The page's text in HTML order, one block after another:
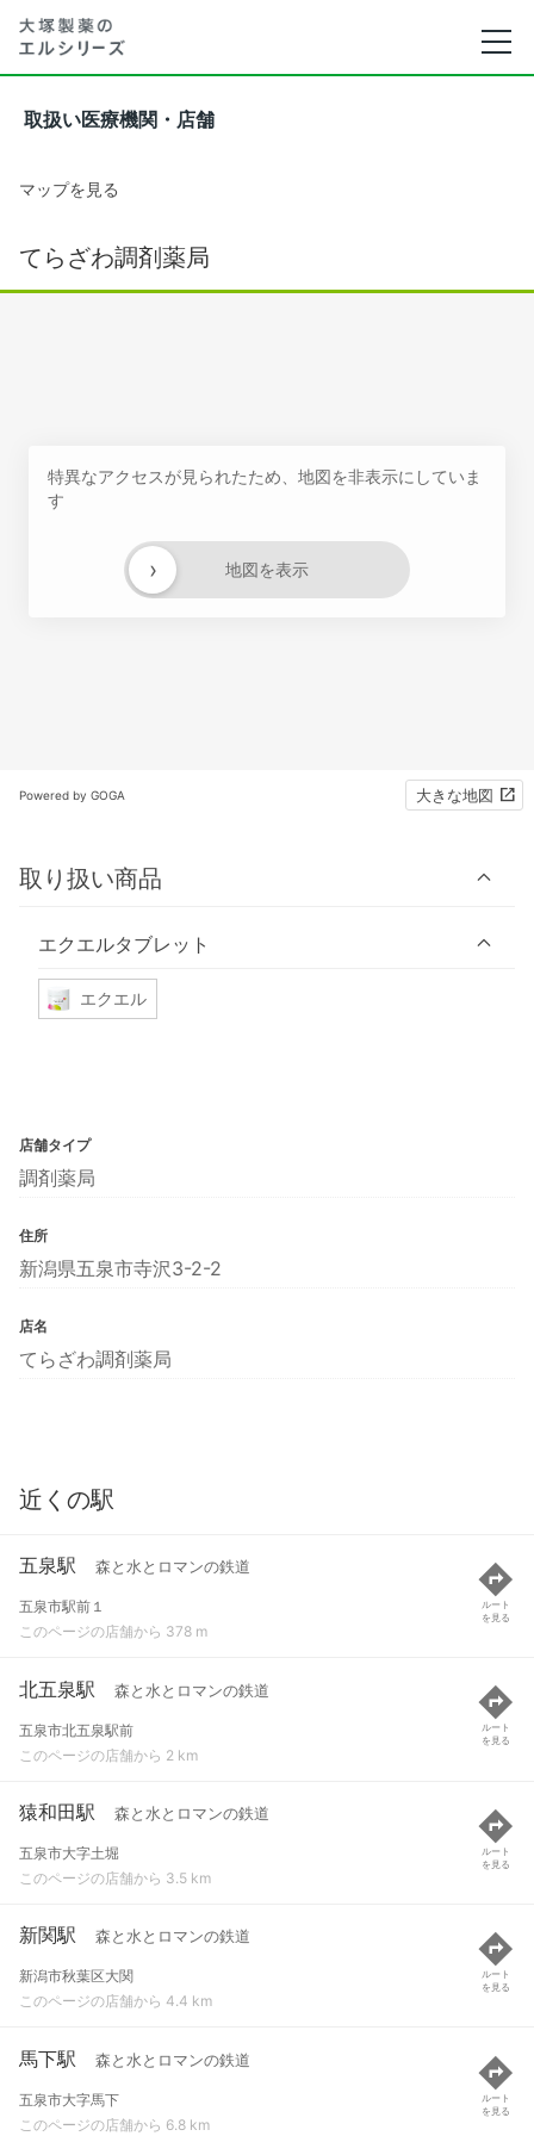
取扱い医療機関・店舗
マップを見る
てらざわ調剤薬局
特異なアクセスが見られたため、地図を非表示にしていま
す
地図を表示
›
Powered by GOGA 大きな地図
取り扱い商品
エクエルタブレット
エクエル
店舗タイプ
調剤薬局
住所
新潟県五泉市寺沢3-2-2
店名
てらざわ調剤薬局
近くの駅
五泉駅 森と水とロマンの鉄道
五泉市駅前１
このページの店舗から 378 m
ルート
を見る
北五泉駅 森と水とロマンの鉄道
五泉市北五泉駅前
このページの店舗から 2 km
ルート
を見る
猿和田駅 森と水とロマンの鉄道
五泉市大字土堀
このページの店舗から 3.5 km
ルート
を見る
新関駅 森と水とロマンの鉄道
新潟市秋葉区大関
このページの店舗から 4.4 km
ルート
を見る
馬下駅 森と水とロマンの鉄道
五泉市大字馬下
このページの店舗から 6.8 km
ルート
を見る